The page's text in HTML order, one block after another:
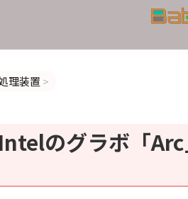
理装置 >
のグラボ「